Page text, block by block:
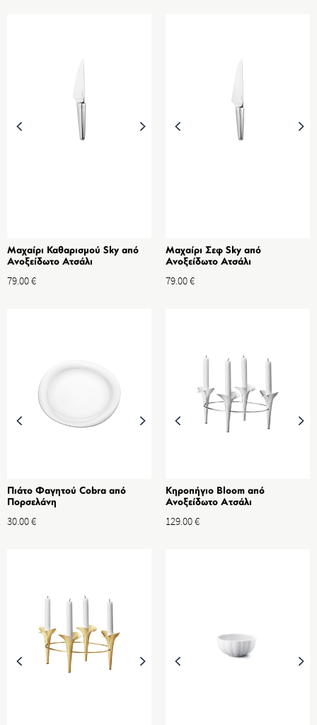
Μαχαίρι Καθαρισμού Sky από
Ανοξείδωτο Ατσάλι
79.00€
Μαχαίρι Σεφ Sky από
Ανοξείδωτο Ατσάλι
79.00€
Πιάτο Φαγητού Cobra από
Πορσελάνη
30.00€
Κηροπήγιο Bloom από
Ανοξείδωτο Aτσάλι
129.00€